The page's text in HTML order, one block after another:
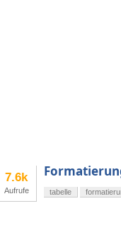
7.6k
Aufrufe tabelle